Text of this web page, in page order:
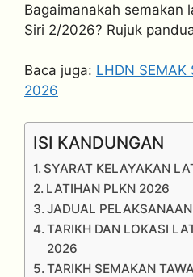
Bagaimanakah semakan
Siri 2/2026? Rujuk
Baca juga: LHDN SEMAK
2026
ISI KANDUNGAN
SYARAT KELAYAKAN
LATIHAN PLKN 2026
JADUAL
TARIKH DAN LOKASI
2026
TARIKH SEMAKAN